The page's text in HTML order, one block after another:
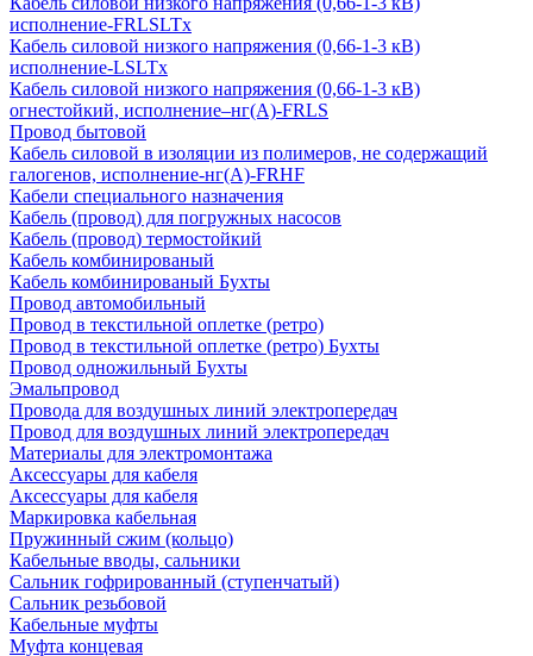
исполнение-FRLSLTx
Кабель силовой низкого напряжения (0,66-1-3 кВ)
исполнение-LSLTx
Кабель силовой низкого напряжения (0,66-1-3 кВ)
огнестойкий, исполнение–нг(А)-FRLS
Провод бытовой
Кабель силовой в изоляции из полимеров, не содержащий
галогенов, исполнение-нг(А)-FRHF
Кабели специального назначения
Кабель (провод) для погружных насосов
Кабель (провод) термостойкий
Кабель комбинированый
Кабель комбинированый Бухты
Провод автомобильный
Провод в текстильной оплетке (ретро)
Провод в текстильной оплетке (ретро) Бухты
Провод одножильный Бухты
Эмальпровод
Провода для воздушных линий электропередач
Провод для воздушных линий электропередач
Материалы для электромонтажа
Аксессуары для кабеля
Аксессуары для кабеля
Маркировка кабельная
Пружинный сжим (кольцо)
Кабельные вводы, сальники
Сальник гофрированный (ступенчатый)
Сальник резьбовой
Кабельные муфты
Муфта концевая